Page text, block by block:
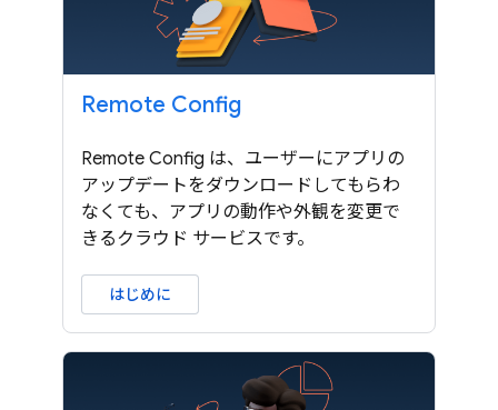
Remote Config
Remote Config は、ユーザーにアプリの
アップデートをダウンロードしてもらわ
なくても、アプリの動作や外観を変更で
きるクラウド サービスです。
はじめに